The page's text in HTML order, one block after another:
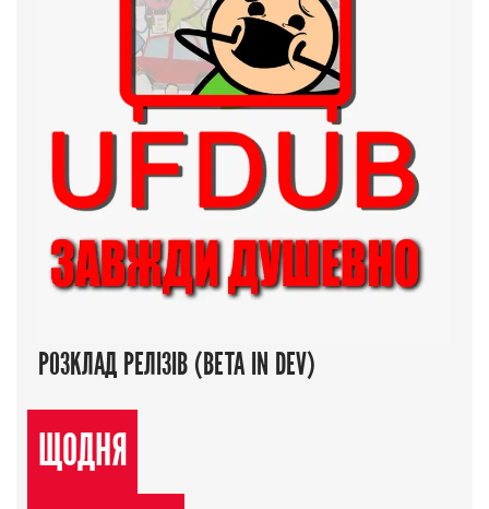
РОЗКЛАД РЕЛІЗІВ (BETA IN DEV)
ЩОДНЯ